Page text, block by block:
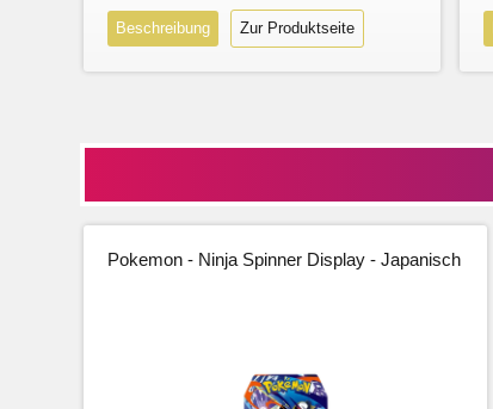
Beschreibung Zur Produktseite
Pokemon - Ninja Spinner Display - Japanisch